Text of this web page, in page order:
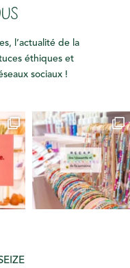
l’actualité de la
éthiques et
sociaux !